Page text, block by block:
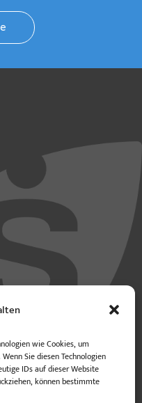
wie Cookies, um
Sie diesen Technologien
IDs auf dieser Website
können bestimmte